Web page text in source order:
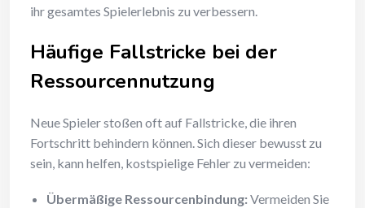
ihr gesamtes Spielerlebnis zu verbessern.
Häufige Fallstricke bei der
Ressourcennutzung
Neue Spieler stoßen oft auf Fallstricke, die ihren
Fortschritt behindern können. Sich dieser bewusst zu
sein, kann helfen, kostspielige Fehler zu vermeiden:
Übermäßige Ressourcenbindung:Vermeiden Sie